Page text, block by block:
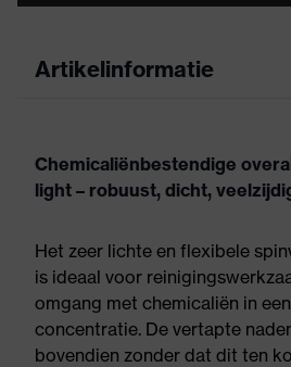
Artikelinformatie
Chemicaliënbestendige
light – robuust, dicht,
Het zeer lichte en flexibele
is ideaal voor
omgang met chemicaliën in
concentratie. De vertapte
bovendien zonder dat dit ten